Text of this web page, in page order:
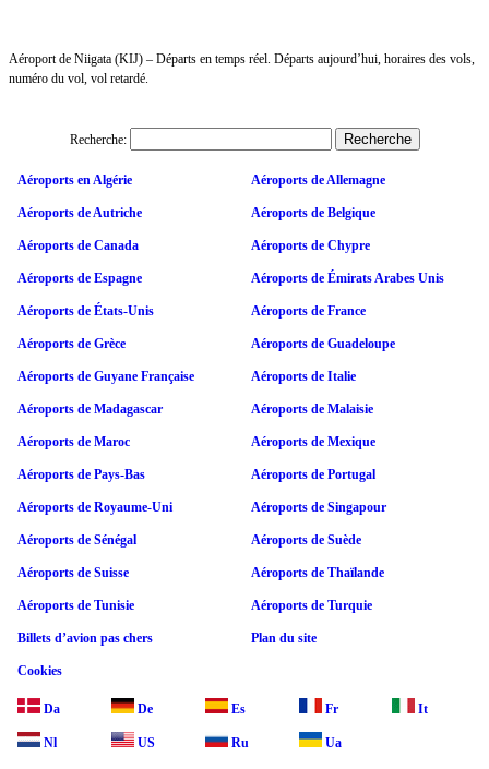
Aéroport de Niigata (KIJ) – Départs en temps réel. Départs aujourd’hui, horaires des vols,
numéro du vol, vol retardé.
Recherche:
Aéroports en Algérie Aéroports de Allemagne
Aéroports de Autriche Aéroports de Belgique
Aéroports de Canada Aéroports de Chypre
Aéroports de Espagne Aéroports de Émirats Arabes Unis
Aéroports de États-Unis Aéroports de France
Aéroports de Grèce Aéroports de Guadeloupe
Aéroports de Guyane Française Aéroports de Italie
Aéroports de Madagascar Aéroports de Malaisie
Aéroports de Maroc Aéroports de Mexique
Aéroports de Pays-Bas Aéroports de Portugal
Aéroports de Royaume-Uni Aéroports de Singapour
Aéroports de Sénégal Aéroports de Suède
Aéroports de Suisse Aéroports de Thaïlande
Aéroports de Tunisie Aéroports de Turquie
Billets d’avion pas chers Plan du site
Cookies
Da De Es Fr It
Nl US Ru Ua